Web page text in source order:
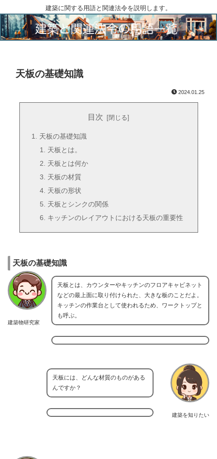
建築に関する用語と関連法令を説明します。
天板の基礎知識
2024.01.25
目次
天板の基礎知識
天板とは。
天板とは何か
天板の材質
天板の形状
天板とシンクの関係
キッチンのレイアウトにおける天板の重要性
天板の基礎知識
建築物研究家
天板とは、カウンターやキッチンのフロアキャビネット
などの最上面に取り付けられた、大きな板のことだよ。
キッチンの作業台として使われるため、ワークトップと
も呼ぶ。
建築を知りたい
天板には、どんな材質のものがある
んですか？